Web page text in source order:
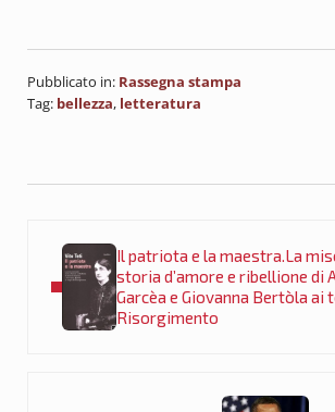
Pubblicato in: Rassegna stampa
Tag: bellezza, letteratura
Il patriota e la maestra.La
storia d’amore e ribellione di
Garcèa e Giovanna Bertòla ai
Risorgimento